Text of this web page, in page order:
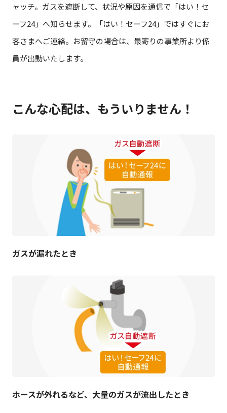
ャッチ。ガスを遮断して、状況や原因を通信で「はい！セ
ーフ24」へ知らせます。「はい！セーフ24」ではすぐにお
客さまへご連絡。お留守の場合は、最寄りの事業所より係
員が出動いたします。
こんな心配は、もういりません！
ガスが漏れたとき
ホースが外れるなど、大量のガスが流出したとき